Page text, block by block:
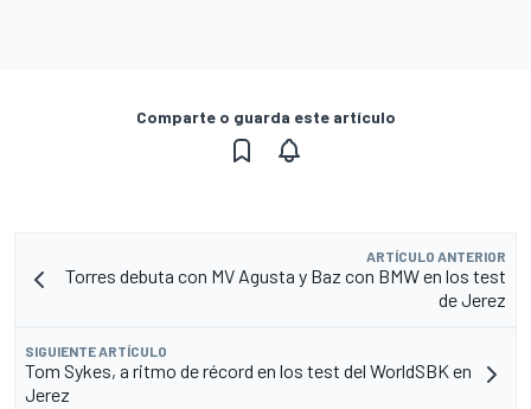
Comparte o guarda este artículo
ARTÍCULO ANTERIOR
Torres debuta con MV Agusta y Baz con BMW en los test
de Jerez
SIGUIENTE ARTÍCULO
Tom Sykes, a ritmo de récord en los test del WorldSBK en
Jerez